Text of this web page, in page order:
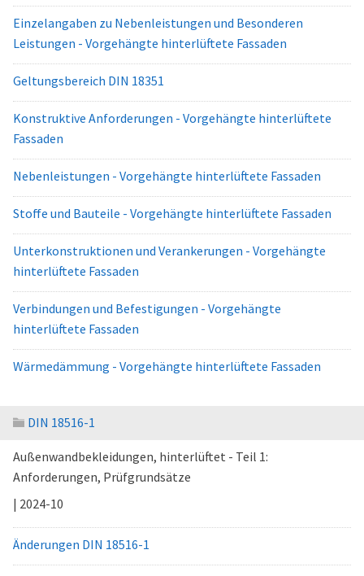
Einzelangaben zu Nebenleistungen und Besonderen
Leistungen - Vorgehängte hinterlüftete Fassaden
Geltungsbereich DIN 18351
Konstruktive Anforderungen - Vorgehängte hinterlüftete
Fassaden
Nebenleistungen - Vorgehängte hinterlüftete Fassaden
Stoffe und Bauteile - Vorgehängte hinterlüftete Fassaden
Unterkonstruktionen und Verankerungen - Vorgehängte
hinterlüftete Fassaden
Verbindungen und Befestigungen - Vorgehängte
hinterlüftete Fassaden
Wärmedämmung - Vorgehängte hinterlüftete Fassaden
DIN 18516-1
Außenwandbekleidungen, hinterlüftet - Teil 1:
Anforderungen, Prüfgrundsätze
| 2024-10
Änderungen DIN 18516-1